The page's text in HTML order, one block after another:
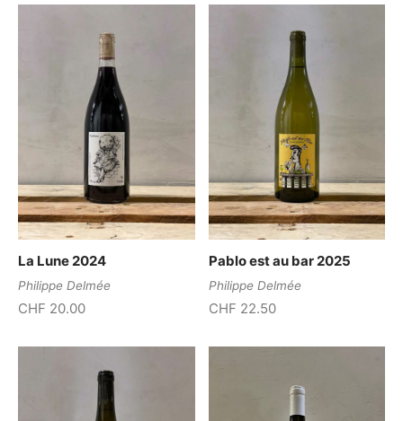
La Lune 2024
Philippe Delmée
CHF 20.00
Pablo est au bar 2025
Philippe Delmée
CHF 22.50